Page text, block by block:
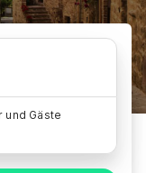
und Gäste